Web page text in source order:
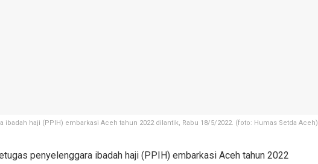
ibadah haji (PPIH) embarkasi Aceh tahun 2022 dilantik, Rabu 18/5/2022. (foto: Humas Setda Aceh)
penyelenggara ibadah haji (PPIH) embarkasi Aceh tahun 2022